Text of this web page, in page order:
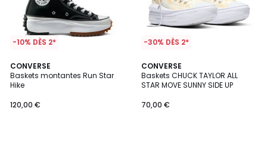
-10% DÈS 2*
CONVERSE
Baskets montantes Run Star
Hike
120,00 €
4,7
/ 5
-30% DÈS 2*
CONVERSE
Baskets CHUCK TAYLOR ALL
STAR MOVE SUNNY SIDE UP
70,00 €